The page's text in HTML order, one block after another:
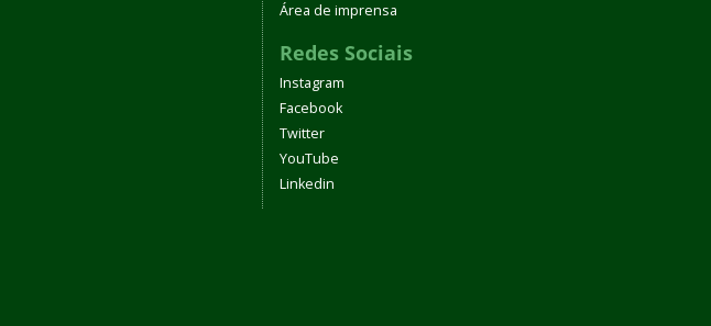
Área de imprensa
Redes Sociais
Instagram
Facebook
Twitter
YouTube
Linkedin